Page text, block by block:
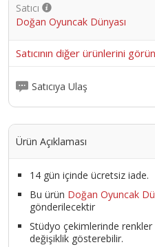
Satıcı
Doğan Oyuncak Dünyası
Satıcının diğer ürünlerini
Satıcıya Ulaş
Ürün Açıklaması
14 gün içinde ücretsiz iade.
Bu ürün Doğan Oyuncak
gönderilecektir
Stüdyo çekimlerinde renkler
değişiklik gösterebilir.